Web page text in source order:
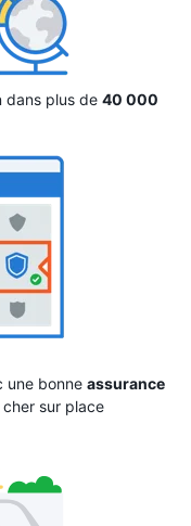
dans plus de 40 000
une bonne assurance
sur place